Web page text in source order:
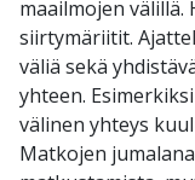
maailmojen
siirtymäriitit.
väliä sekä
yhteen.
välinen yhteys
Matkojen